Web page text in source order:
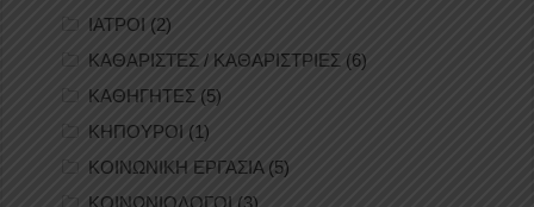
ΙΑΤΡΟΙ (2)
ΚΑΘΑΡΙΣΤΕΣ / ΚΑΘΑΡΙΣΤΡΙΕΣ (6)
ΚΑΘΗΓΗΤΕΣ (5)
ΚΗΠΟΥΡΟΙ (1)
ΚΟΙΝΩΝΙΚΗ ΕΡΓΑΣΙΑ(5)
ΚΟΙΝΩΝΙΟΛΟΓΟΙ (3)